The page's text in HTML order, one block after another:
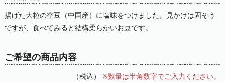
揚げた大粒の空豆（中国産）に塩味をつけました。見かけは固そう
ですが、食べてみると結構柔らかいお豆です。
ご希望の商品内容
（税込） ※数量は半角数字でご入力ください。